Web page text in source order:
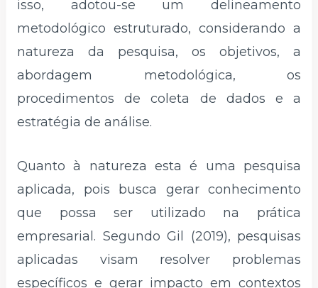
isso, adotou-se um delineamento
metodológico estruturado, considerando a
natureza da pesquisa, os objetivos, a
abordagem metodológica, os
procedimentos de coleta de dados e a
estratégia de análise.
Quanto à natureza esta é uma pesquisa
aplicada, pois busca gerar conhecimento
que possa ser utilizado na prática
empresarial. Segundo Gil (2019), pesquisas
aplicadas visam resolver problemas
específicos e gerar impacto em contextos